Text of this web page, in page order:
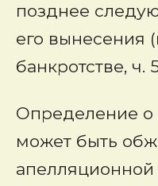
позднее
его вынесения
банкротстве, ч.
Определение о
может быть